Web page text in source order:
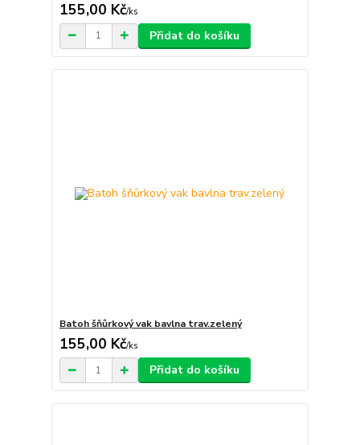
155,00 Kč/ks
Přidat do košíku
Batoh šňůrkový vak bavlna trav.zelený
155,00 Kč/ks
Přidat do košíku